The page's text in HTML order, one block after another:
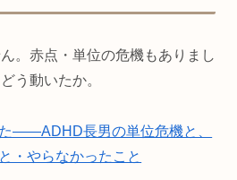
。赤点・単位の危機もありまし
う動いたか。
——ADHD長男の単位危機と、
・やらなかったこと